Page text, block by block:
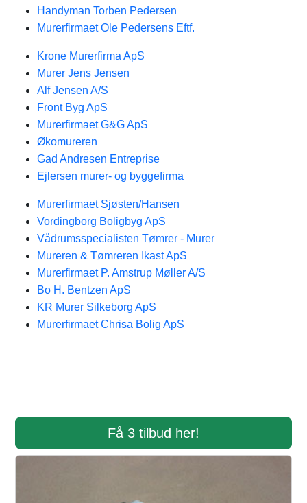
Handyman Torben Pedersen
Murerfirmaet Ole Pedersens Eftf.
Krone Murerfirma ApS
Murer Jens Jensen
Alf Jensen A/S
Front Byg ApS
Murerfirmaet G&G ApS
Økomureren
Gad Andresen Entreprise
Ejlersen murer- og byggefirma
Murerfirmaet Sjøsten/Hansen
Vordingborg Boligbyg ApS
Vådrumsspecialisten Tømrer - Murer
Mureren & Tømreren Ikast ApS
Murerfirmaet P. Amstrup Møller A/S
Bo H. Bentzen ApS
KR Murer Silkeborg ApS
Murerfirmaet Chrisa Bolig ApS
Få 3 tilbud her!